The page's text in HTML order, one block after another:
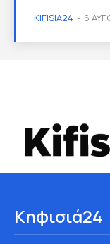
KIFISIA24 - 6
Κηφισιά24